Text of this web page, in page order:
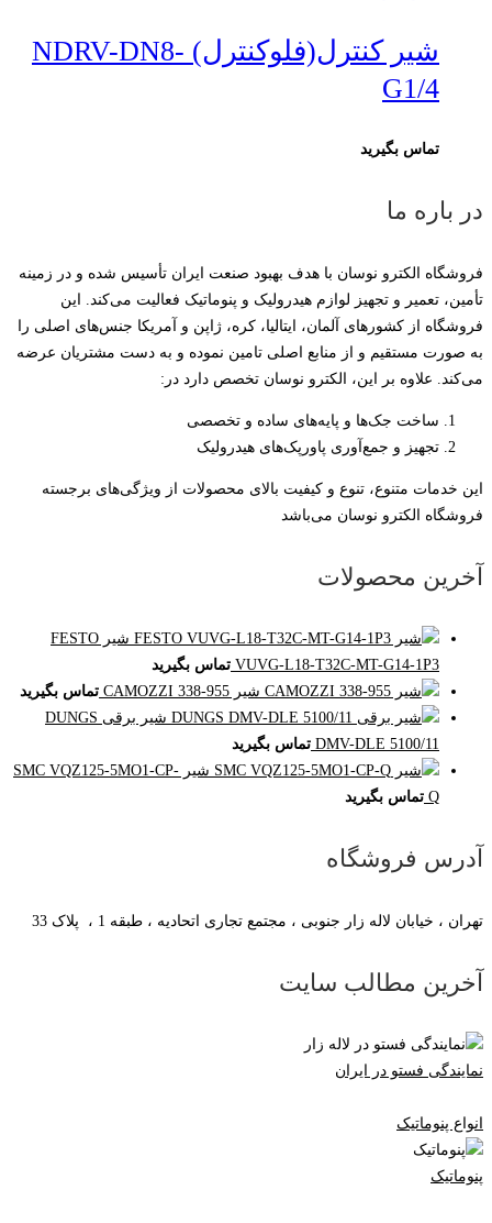
شیر کنترل(فلوکنترل) NDRV-DN8-
G1/4
تماس بگیرید
در باره ما
فروشگاه الکترو نوسان با هدف بهبود صنعت ایران تأسیس شده و در زمینه
تأمین، تعمیر و تجهیز لوازم هیدرولیک و پنوماتیک فعالیت می‌کند. این
فروشگاه از کشورهای آلمان، ایتالیا، کره، ژاپن و آمریکا جنس‌های اصلی را
به صورت مستقیم و از منابع اصلی تامین نموده و به دست مشتریان عرضه
می‌کند. علاوه بر این، الکترو نوسان تخصص دارد در:
ساخت جک‌ها و پایه‌های ساده و تخصصی
تجهیز و جمع‌آوری پاورپک‌های هیدرولیک
این خدمات متنوع، تنوع و کیفیت بالای محصولات از ویژگی‌های برجسته
فروشگاه الکترو نوسان می‌باشد
آخرین محصولات
شیر FESTO
VUVG-L18-T32C-MT-G14-1P3 تماس بگیرید
شیر CAMOZZI 338-955
تماس بگیرید
شیر برقی DUNGS
DMV-DLE 5100/11 تماس بگیرید
شیر SMC VQZ125-5MO1-CP-
Q تماس بگیرید
آدرس فروشگاه
تهران ، خیابان لاله زار جنوبی ، مجتمع تجاری اتحادیه ، طبقه 1 ، پلاک 33
آخرین مطالب سایت
نمایندگی فستو در ایران
انواع پنوماتیک
پنوماتیک